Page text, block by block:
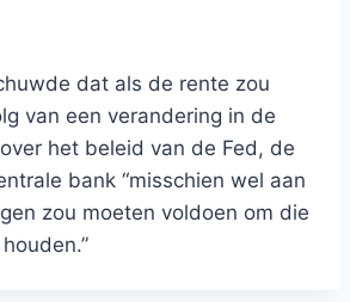
dat als de rente zou
van een verandering in de
het beleid van de Fed, de
bank “misschien wel aan
zou moeten voldoen om die